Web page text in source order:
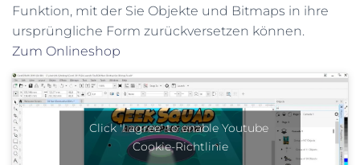
Funktion, mit der Sie Objekte und Bitmaps in ihre
ursprüngliche Form zurückversetzen können.
Zum Onlineshop
Click 'I agree' to enable Youtube
Cookie-Richtlinie